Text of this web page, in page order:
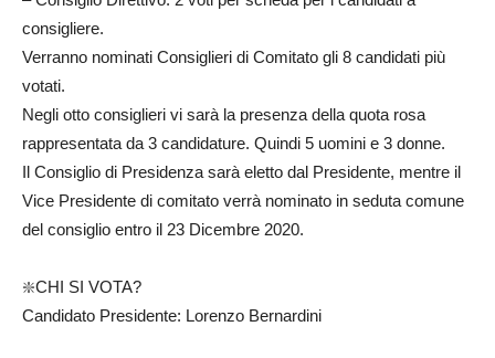
consigliere.
Verranno nominati Consiglieri di Comitato gli 8 candidati più
votati.
Negli otto consiglieri vi sarà la presenza della quota rosa
rappresentata da 3 candidature. Quindi 5 uomini e 3 donne.
Il Consiglio di Presidenza sarà eletto dal Presidente, mentre il
Vice Presidente di comitato verrà nominato in seduta comune
del consiglio entro il 23 Dicembre 2020.
❇️CHI SI VOTA?
Candidato Presidente: Lorenzo Bernardini